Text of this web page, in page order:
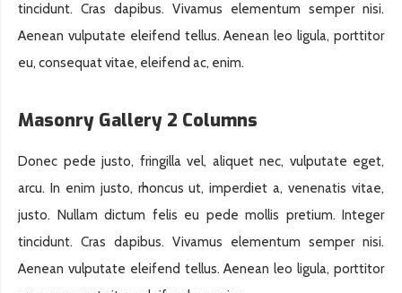
tincidunt. Cras dapibus. Vivamus elementum semper nisi.
Aenean vulputate eleifend tellus. Aenean leo ligula, porttitor
eu, consequat vitae, eleifend ac, enim.
Masonry Gallery 2 Columns
Donec pede justo, fringilla vel, aliquet nec, vulputate eget,
arcu. In enim justo, rhoncus ut, imperdiet a, venenatis vitae,
justo. Nullam dictum felis eu pede mollis pretium. Integer
tincidunt. Cras dapibus. Vivamus elementum semper nisi.
Aenean vulputate eleifend tellus. Aenean leo ligula, porttitor